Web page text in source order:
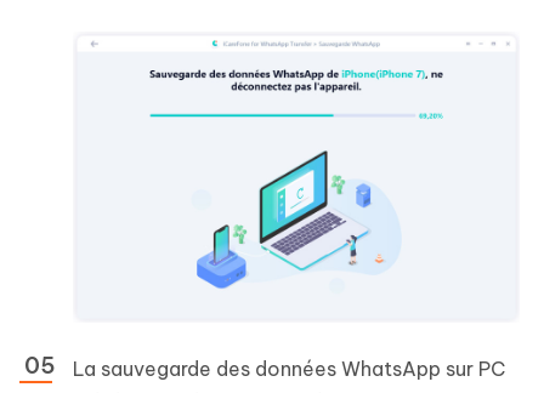
La sauvegarde des données WhatsApp sur PC